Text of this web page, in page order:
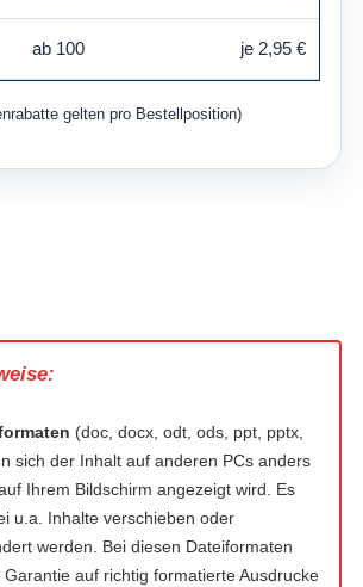
ab 100 je 2,95 €
gelten pro Bestellposition)
(doc, docx, odt, ods, ppt, pptx,
sich der Inhalt auf anderen PCs anders
Ihrem Bildschirm angezeigt wird. Es
u.a. Inhalte verschieben oder
werden. Bei diesen Dateiformaten
auf richtig formatierte Ausdrucke